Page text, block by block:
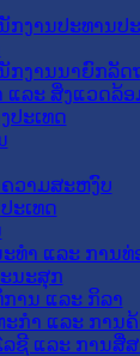
ກງານປະທານປ
ກງານນາຍົກລັດ
ແລະ ສິ່ງແວດລ້ອ
ປະເທດ
ວາມສະຫງົບ
ະເທດ
ທຳ ແລະ ການທ່
ນະສຸກ
ານ ແລະ ກິລາ
ກຳ ແລະ ການຄ້
ລຊີ ແລະ ການສື່